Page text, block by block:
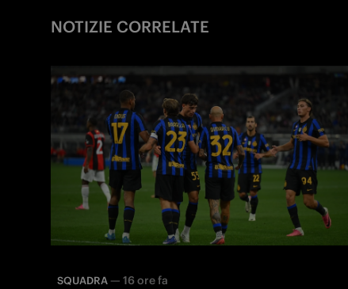
NOTIZIE CORRELATE
SQUADRA — 16 ore fa